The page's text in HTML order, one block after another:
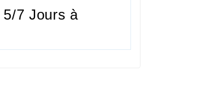
7 Jours à